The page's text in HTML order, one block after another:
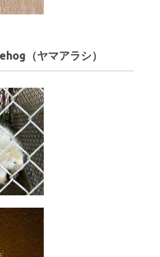
（ヤマアラシ）